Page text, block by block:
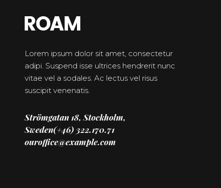
Lorem ipsum dolor sit amet, consectetur
adipi. Suspend isse ultrices hendrerit nunc
vitae vel a sodales. Ac lectus vel risus
suscipit venenatis.
Strömgatan 18, Stockholm,
Sweden(+46) 322.170.71
ouroffice@example.com